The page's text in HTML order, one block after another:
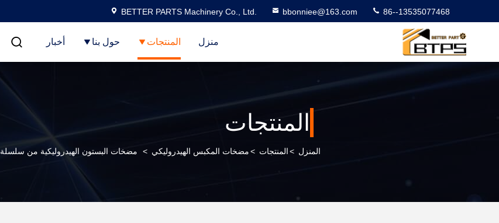
BETTER PARTS Machinery Co., Ltd. bbonniee@163.com 86--13535077468
منزل المنتجات حول بنا أخبار
المنتجات
المنزل >المنتجات >مضخات المكبس الهيدروليكي > مضخات البستون الهيدروليكية من سلسلة Eaton 6109 PVH Pvh141 PVH141R V VQ PVH PVB PVQ PVM PVE